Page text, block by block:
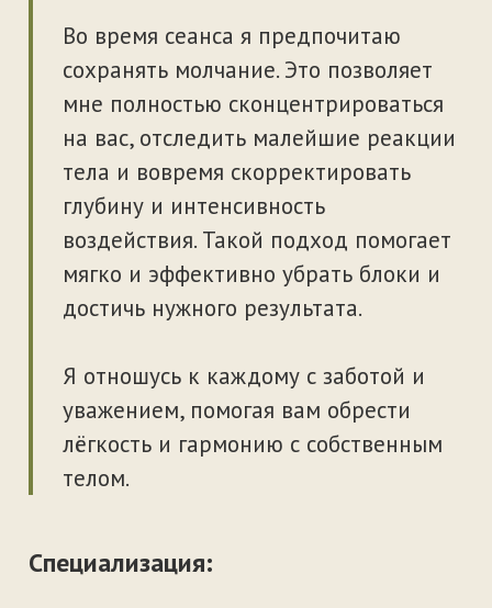
уважением, помогая вам обрести
лёгкость и гармонию с собственным
Специализация:
Пармастер (Русская парная и
Хаммам)
Спа-специалист
Массажист
Антицеллюлитный массаж
Испанский массаж
Релаксирующий массаж
Спортивный массаж
Образование: